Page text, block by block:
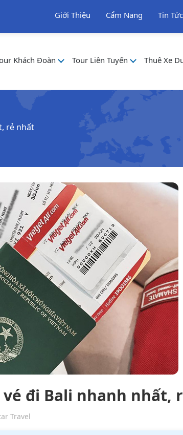
Giới Thiệu Cẩm Nang Tin Tức
Khách Đoàn Tour Liên Tuyến Thuê Xe
rẻ nhất
đi Bali nhanh nhất,
Travel